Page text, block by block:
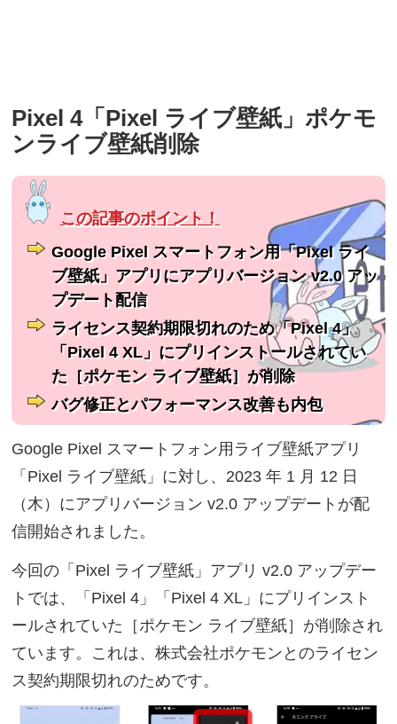
Pixel 4「Pixel ライブ壁紙」ポケモ
ンライブ壁紙削除
Google Pixel スマートフォン用「Pixel ライ
ブ壁紙」アプリにアプリバージョン v2.0 アッ
プデート配信
ライセンス契約期限切れのため「Pixel 4」
「Pixel 4 XL」にプリインストールされてい
た［ポケモン ライブ壁紙］が削除
バグ修正とパフォーマンス改善も内包
Google Pixel スマートフォン用ライブ壁紙アプリ
「Pixel ライブ壁紙」に対し、2023 年 1 月 12 日
（木）にアプリバージョン v2.0 アップデートが配
信開始されました。
今回の「Pixel ライブ壁紙」アプリ v2.0 アップデー
トでは、「Pixel 4」「Pixel 4 XL」にプリインスト
ールされていた［ポケモン ライブ壁紙］が削除され
ています。これは、株式会社ポケモンとのライセン
ス契約期限切れのためです。